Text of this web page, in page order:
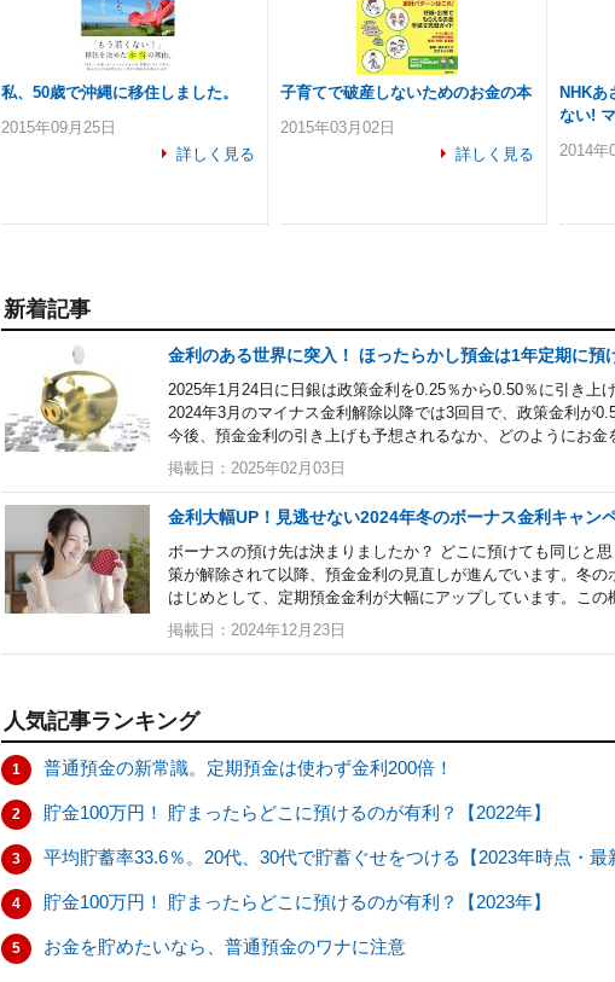
私、50歳で沖縄に移住しました。
2015年09月25日
詳しく見る
子育てで破産しないためのお金の本
2015年03月02日
詳しく見る
NHKあ
ない!
2014年
新着記事
金利のある世界に突入！ ほったらかし預金は1年定期に預
2025年1月24日に日銀は政策金利を0.25％から0.50％に引き上
2024年3月のマイナス金利解除以降では3回目で、政策金利が
今後、預金金利の引き上げも予想されるなか、どのようにお金
掲載日：2025年02月03日
金利大幅UP！見逃せない2024年冬のボーナス金利キャン
ボーナスの預け先は決まりましたか？ どこに預けても同じと
策が解除されて以降、預金金利の見直しが進んでいます。冬
はじめとして、定期預金金利が大幅にアップしています。この
掲載日：2024年12月23日
人気記事ランキング
1 普通預金の新常識。定期預金は使わず金利200倍！
2 貯金100万円！ 貯まったらどこに預けるのが有利？【2022年】
3 平均貯蓄率33.6％。20代、30代で貯蓄ぐせをつける【2023年時点・最
4 貯金100万円！ 貯まったらどこに預けるのが有利？【2023年】
5 お金を貯めたいなら、普通預金のワナに注意